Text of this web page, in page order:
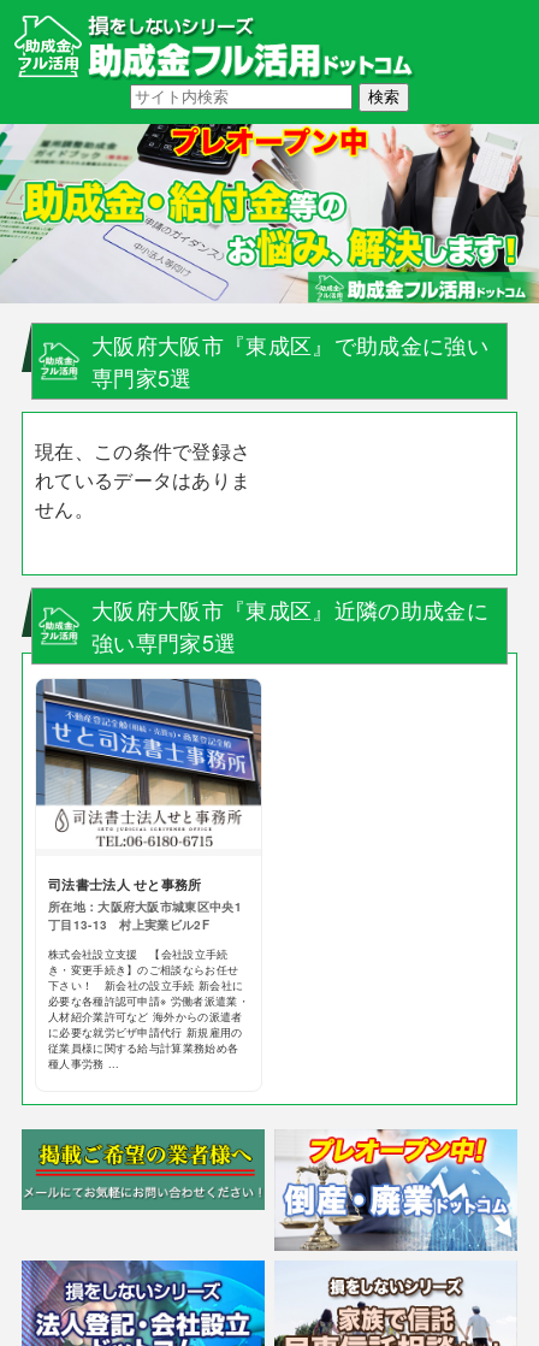
大阪府大阪市『東成区』で助成金に強い
専門家5選
現在、この条件で登録さ
れているデータはありま
せん。
大阪府大阪市『東成区』近隣の助成金に
強い専門家5選
司法書士法人 せと事務所
所在地：大阪府大阪市城東区中央1
丁目13-13 村上実業ビル2F
株式会社設立支援 【会社設立手続
き・変更手続き】のご相談ならお任せ
下さい！ 新会社の設立手続 新会社に
必要な各種許認可申請※ 労働者派遣業・
人材紹介業許可など 海外からの派遣者
に必要な就労ビザ申請代行 新規雇用の
従業員様に関する給与計算業務始め各
種人事労務 ...